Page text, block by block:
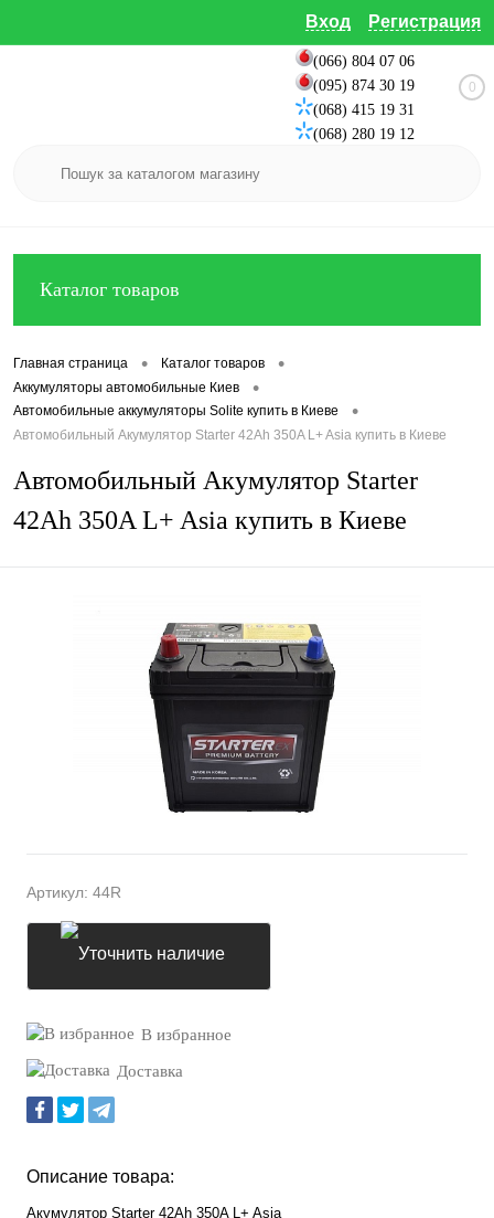
Вход Регистрация
(066) 804 07 06
(095) 874 30 19
(068) 415 19 31
(068) 280 19 12
0
Каталог товаров
Главная страница • Каталог товаров •
Аккумуляторы автомобильные Киев •
Автомобильные аккумуляторы Solite купить в Киеве •
Автомобильный Акумулятор Starter 42Ah 350A L+ Asia купить в Киеве
Автомобильный Акумулятор Starter
42Ah 350A L+ Asia купить в Киеве
Артикул: 44R
В избранное
Доставка
Описание товара:
Акумулятор Starter 42Ah 350A L+ Asia